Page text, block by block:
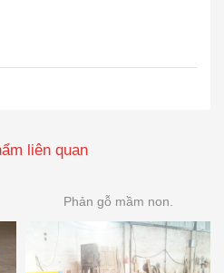
liên quan
Phản gỗ mầm non.